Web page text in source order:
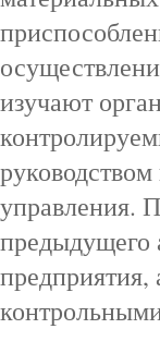
изучают
управления.
предыдущего